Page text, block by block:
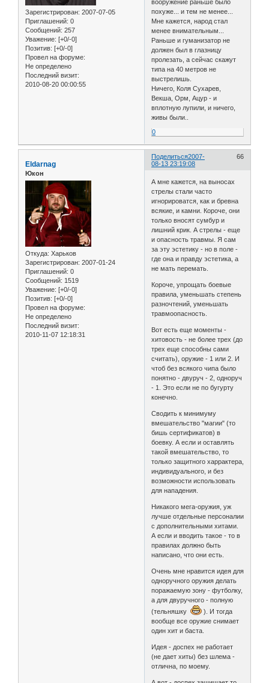
Зарегистрирован: 2007-07-05
Приглашений: 0
Сообщений: 257
Уважение: [+0/-0]
Позитив: [+0/-0]
Провел на форуме:
Не определено
Последний визит:
2010-08-20 00:00:55
вооружение раньше было
похуже... и тем не менее...
Мне кажется, народ стал
менее внимательным...
Раньше и гуманизатор не
должен был в глазницу
пролезать, а сейчас скажут
типа на 40 метров не
выстрелишь.
Ничего, Коля Сухарев,
Векша, Орм, Ацур - и
вплотную лупили, и ничего,
живы были..
0
Поделиться 66
2007-
08-13 23:19:08
Eldarnag
Юкон
Откуда: Харьков
Зарегистрирован: 2007-01-24
Приглашений: 0
Сообщений: 1519
Уважение: [+0/-0]
Позитив: [+0/-0]
Провел на форуме:
Не определено
Последний визит:
2010-11-07 12:18:31
А мне кажется, на выносах
стрелы стали часто
игнорироватся, как и бревна
всякие, и камни. Короче, они
только вносят сумбур и
лишний крик. А стрелы - еще
и опасность травмы. Я сам
за эту эстетику - но в поле -
где она и правду эстетика, а
не мать перемать.
Короче, упрощать боевые
правила, уменьшать степень
разночтений, уменьшать
травмоопасность.
Вот есть еще моменты -
хитовость - не более трех (до
трех еще способны сами
считать), оружие - 1 или 2. И
чтоб без всякого чипа было
понятно - двуруч - 2, одноруч
- 1. Это если не по бугурту
конечно.
Сводить к минимуму
вмешательство "магии" (то
бишь сертификатов) в
боевку. А если и оставлять
такой вмешательство, то
только защитного харрактера,
индивидуального, и без
возможности использовать
для нападения.
Никакого мега-оружия, уж
лучше отдельные персоналии
с дополнительными хитами.
А если и вводить такое - то в
правилах должно быть
написано, что они есть.
Очень мне нравится идея для
одноручного оружия делать
поражаемую зону - футболку,
а для двуручного - полную
(тельняшку
). И тогда
вообще все оружие снимает
один хит и баста.
Идея - доспех не работает
(не дает хиты) без шлема -
отлична, по моему.